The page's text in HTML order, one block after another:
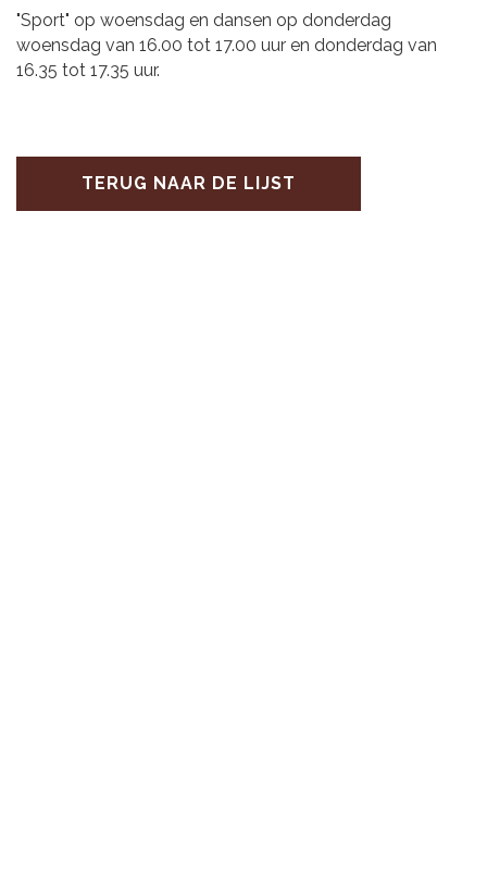
"Sport" op woensdag en dansen op donderdag
woensdag van 16.00 tot 17.00 uur en donderdag van
16.35 tot 17.35 uur.
TERUG NAAR DE LIJST